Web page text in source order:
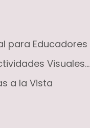
para Educadores
Visuales...
a la Vista